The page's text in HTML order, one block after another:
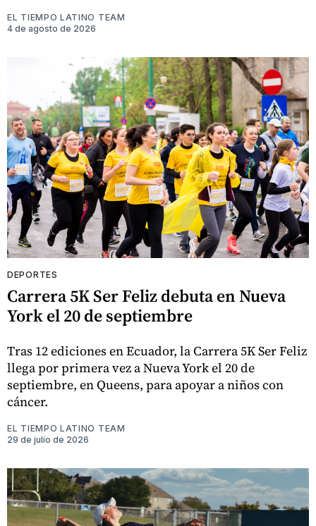
EL TIEMPO LATINO TEAM
4 de agosto de 2026
DEPORTES
Carrera 5K Ser Feliz debuta en Nueva
York el 20 de septiembre
Tras 12 ediciones en Ecuador, la Carrera 5K Ser Feliz
llega por primera vez a Nueva York el 20 de
septiembre, en Queens, para apoyar a niños con
cáncer.
EL TIEMPO LATINO TEAM
29 de julio de 2026